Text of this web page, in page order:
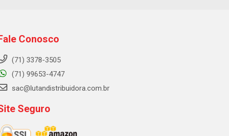
Conosco
(71) 3378-3505
(71) 99653-4747
sac@lutandistribuidora.com.br
Seguro